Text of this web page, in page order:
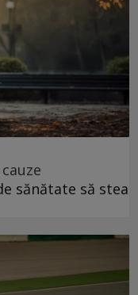
sănătate să stea